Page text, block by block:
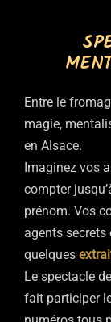
Entre le
magie,
en Alsace.
Imaginez vos
compter
prénom. Vos
agents secrets
quelques
Le spectacle
fait participer